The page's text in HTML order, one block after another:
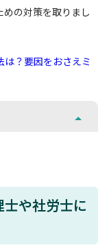
の対策を取りまし
？要因をおさえミ
士や社労士に